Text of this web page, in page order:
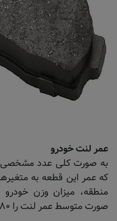
عمر لنت خودرو
به صورت کلی عدد مشخصی
که عمر این قطعه به
منطقه، میزان وزن
صورت متوسط عمر لنت را ۸۰ هزار کیلومتر برآورد کرده اند.